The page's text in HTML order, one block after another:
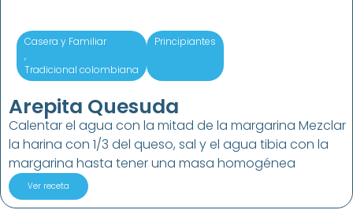
Casera y Familiar
,
Tradicional colombiana
Principiantes
Arepita Quesuda
Calentar el agua con la mitad de la margarina Mezclar
la harina con 1/3 del queso, sal y el agua tibia con la
margarina hasta tener una masa homogénea
Ver receta